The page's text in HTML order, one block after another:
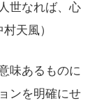
世なれば、心
天風）
味あるものに
ンを明確にせ